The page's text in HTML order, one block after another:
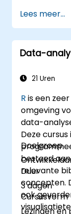
Lees meer...
Data-
21 Uren
R is een
omgeving
data-
Deze
besteed
relevante
concepten.
ook
Doelgroep
Duur
3 dagen
Cursusvorm
Lezingen